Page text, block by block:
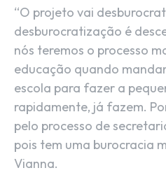
“O projeto vai
desburocratização é
nós teremos o processo
educação quando
escola para fazer a
rapidamente, já fazem.
pelo processo de
pois tem uma burocracia
Vianna.